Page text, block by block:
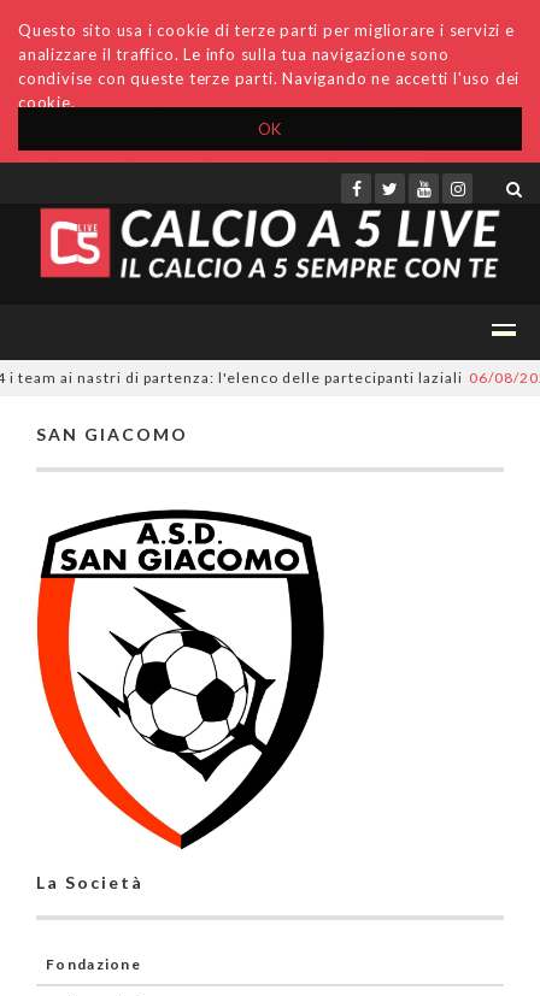
OK
Questo sito usa i cookie di terze parti per migliorare i servizi e
analizzare il traffico. Le info sulla tua navigazione sono
condivise con queste terze parti. Navigando ne accetti l'uso dei
cookie.
Accedi Archivio Invio comunicati Redazione
team ai nastri di partenza: l'elenco delle partecipanti laziali 06/08/
SAN GIACOMO
La Società
Fondazione